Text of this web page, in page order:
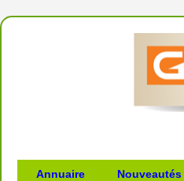
Annuaire Nouveautés